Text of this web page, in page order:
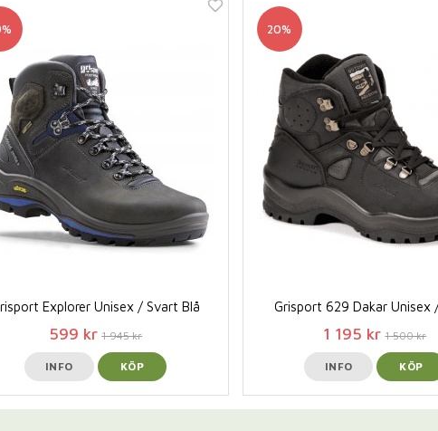
Explorer Unisex / Svart Blå
599 kr 1 945 kr
INFO KÖP
20%
Grisport 629 Dakar Unisex
1 195 kr 1 500 kr
INFO KÖP